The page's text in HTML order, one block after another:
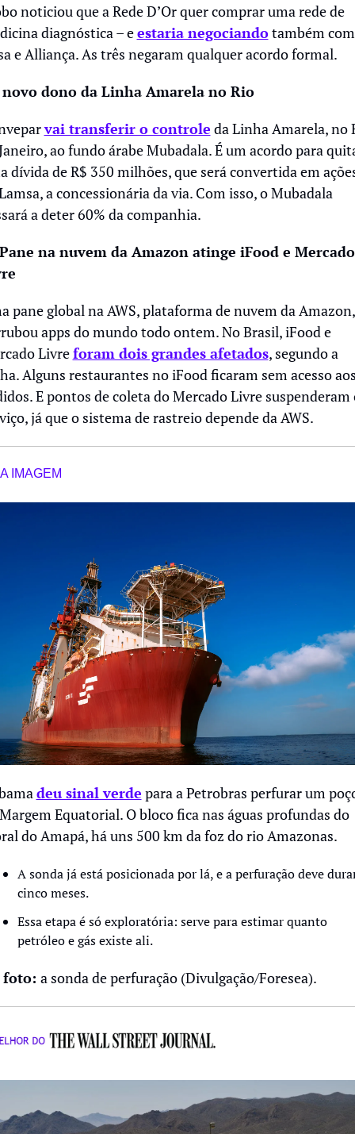
noticiou que a Rede D’Or quer comprar uma rede de
diagnóstica – e estaria negociando também
e Alliança. As três negaram qualquer acordo formal.
novo dono da Linha Amarela no Rio
vai transferir o controle da Linha Amarela, no
ao fundo árabe Mubadala. É um acordo para
dívida de R$ 350 milhões, que será convertida em
a concessionária da via. Com isso, o Mubadala
a deter 60% da companhia.
na nuvem da Amazon atinge iFood e Mercado
pane global na AWS, plataforma de nuvem da Amazon,
apps do mundo todo ontem. No Brasil, iFood e
Livre foram dois grandes afetados, segundo a
Alguns restaurantes no iFood ficaram sem acesso
E pontos de coleta do Mercado Livre suspenderam
já que o sistema de rastreio depende da AWS.
IMAGEM
deu sinal verde para a Petrobras perfurar um
Equatorial. O bloco fica nas águas profundas do
do Amapá, há uns 500 km da foz do rio Amazonas.
A sonda já está posicionada por lá, e a perfuração deve
cinco meses.
Essa etapa é só exploratória: serve para estimar quanto
petróleo e gás existe ali.
foto: a sonda de perfuração (Divulgação/Foresea).